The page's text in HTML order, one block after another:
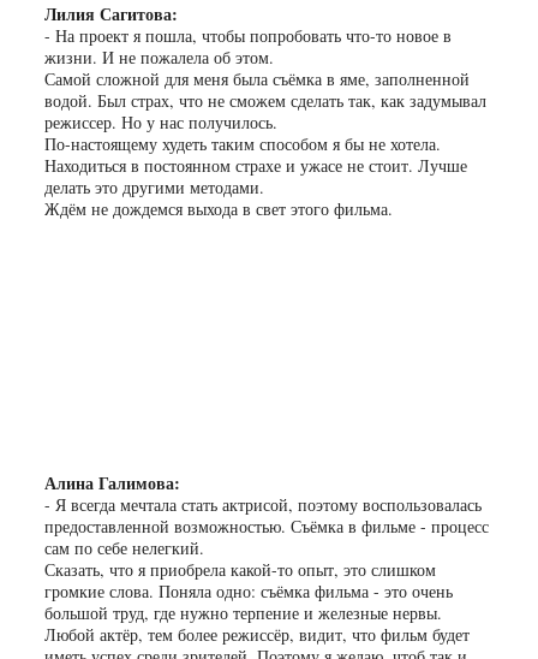
Лилия Сагитова:
- На проект я пошла, чтобы попробовать что-то новое в
жизни. И не пожалела об этом.
Самой сложной для меня была съёмка в яме, заполненной
водой. Был страх, что не сможем сделать так, как задумывал
режиссер. Но у нас получилось.
По-настоящему худеть таким способом я бы не хотела.
Находиться в постоянном страхе и ужасе не стоит. Лучше
делать это другими методами.
Ждём не дождемся выхода в свет этого фильма.
Алина Галимова:
- Я всегда мечтала стать актрисой, поэтому воспользовалась
предоставленной возможностью. Съёмка в фильме - процесс
сам по себе нелегкий.
Сказать, что я приобрела какой-то опыт, это слишком
громкие слова. Поняла одно: съёмка фильма - это очень
большой труд, где нужно терпение и железные нервы.
Любой актёр, тем более режиссёр, видит, что фильм будет